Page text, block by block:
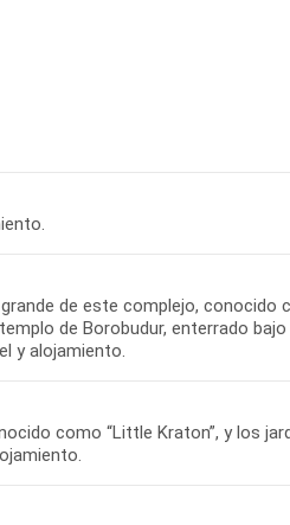
de este complejo, conocido
de Borobudur, enterrado
y alojamiento.
como “Little Kraton”, y los